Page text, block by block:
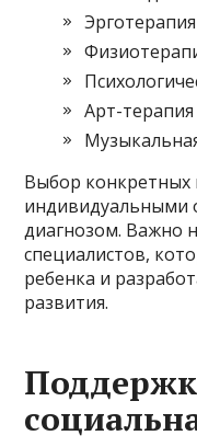
Эрготерапия
Арт-терапия
Выбор конкретных
индивидуальными
диагнозом. Важно
специалистов,
ребенка и
развития.